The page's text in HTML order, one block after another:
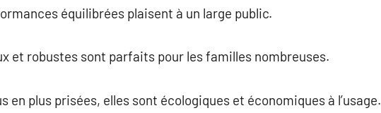
équilibrées plaisent à un large public.
et robustes sont parfaits pour les familles nombreuses.
en plus prisées, elles sont écologiques et économiques à l’usage.